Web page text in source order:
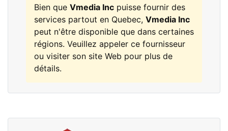
Bien que Vmedia Inc puisse fournir des
services partout en Quebec, Vmedia Inc
peut n'être disponible que dans certaines
régions. Veuillez appeler ce fournisseur
ou visiter son site Web pour plus de
détails.